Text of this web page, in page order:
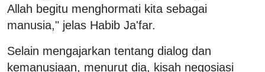
Allah begitu menghormati kita sebagai
manusia," jelas Habib Ja'far.
Selain mengajarkan tentang dialog dan
kemanusiaan, menurut dia, kisah negosiasi